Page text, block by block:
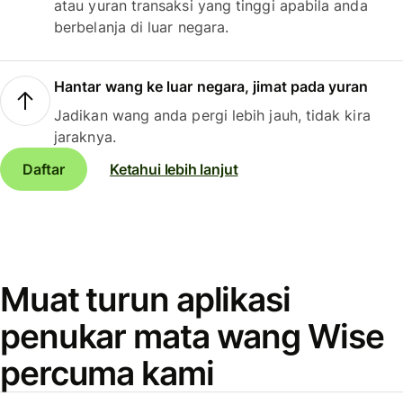
atau yuran transaksi yang tinggi apabila anda
berbelanja di luar negara.
Hantar wang ke luar negara, jimat pada yuran
Jadikan wang anda pergi lebih jauh, tidak kira
jaraknya.
Daftar
Ketahui lebih lanjut
Muat turun aplikasi
penukar mata wang Wise
percuma kami